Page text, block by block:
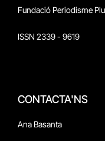
Fundació Periodisme
ISSN 2339 - 9619
CONTACTA'NS
Ana Basanta